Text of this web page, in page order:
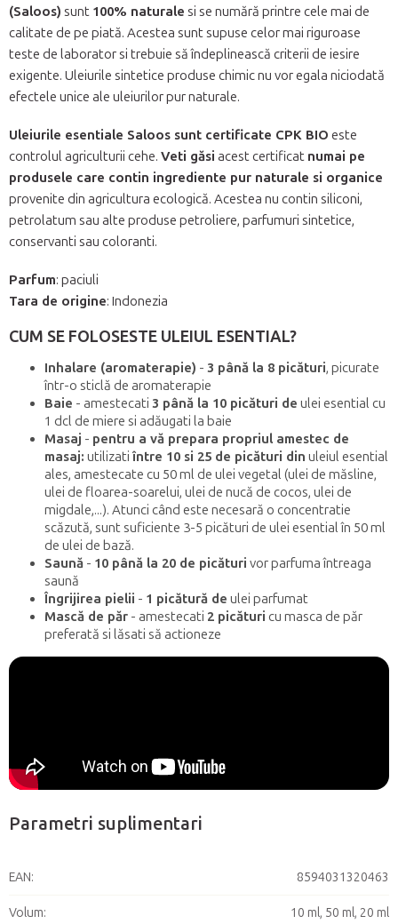
(Saloos) sunt 100% naturale si se numără printre cele mai de
calitate de pe piată. Acestea sunt supuse celor mai riguroase
teste de laborator si trebuie să îndeplinească criterii de iesire
exigente. Uleiurile sintetice produse chimic nu vor egala niciodată
efectele unice ale uleiurilor pur naturale.
Uleiurile esentiale Saloos sunt certificate CPK BIO este
controlul agriculturii cehe. Veti găsi acest certificat numai pe
produsele care contin ingrediente pur naturale si organice
provenite din agricultura ecologică. Acestea nu contin siliconi,
petrolatum sau alte produse petroliere, parfumuri sintetice,
conservanti sau coloranti.
Parfum: paciuli
Tara de origine: Indonezia
CUM SE FOLOSESTE ULEIUL ESENTIAL?
Inhalare (aromaterapie) - 3 până la 8 picături, picurate
într-o sticlă de aromaterapie
Baie - amestecati 3 până la 10 picături de ulei esential cu
1 dcl de miere si adăugati la baie
Masaj - pentru a vă prepara propriul amestec de
masaj: utilizati între 10 si 25 de picături din uleiul esential
ales, amestecate cu 50 ml de ulei vegetal (ulei de măsline,
ulei de floarea-soarelui, ulei de nucă de cocos, ulei de
migdale,...). Atunci când este necesară o concentratie
scăzută, sunt suficiente 3-5 picături de ulei esential în 50 ml
de ulei de bază.
Saună - 10 până la 20 de picături vor parfuma întreaga
saună
Îngrijirea pielii - 1 picătură de ulei parfumat
Mască de păr - amestecati 2 picături cu masca de păr
preferată si lăsati să actioneze
Parametri suplimentari
EAN: 8594031320463
Volum: 10 ml, 50 ml, 20 ml